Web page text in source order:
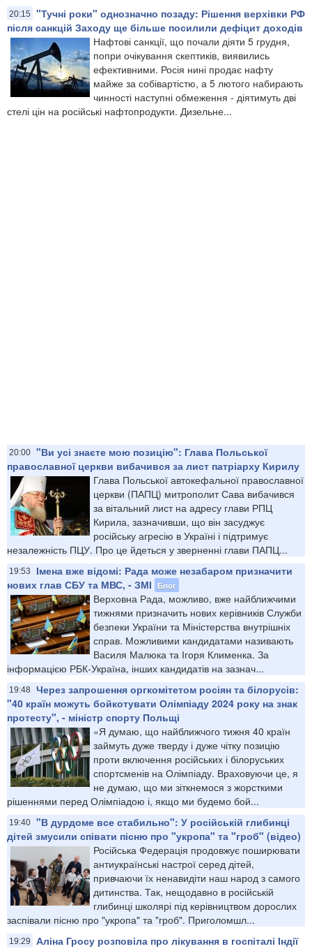
20:15
"Тучні роки" однозначно позаду: Рішення верхівки РФ
після санкцій Заходу ще більше посилили дефіцит доходів
Нафтові санкції, що почали діяти 5 грудня,
попри очікування скептиків, виявились
ефективними. Росія нині продає нафту
майже за собівартістю, а 5 лютого набирають
чинності наступні обмеження - діятимуть дві
стелі цін на російські нафтопродукти. Дизельне...
20:00 "Ви усі знаєте мою позицію": Глава Польської
православної церкви вибачився за лист патріарху Кирилу
Глава Польської автокефальної православної
церкви (ПАПЦ) митрополит Сава вибачився
за вітальний лист на адресу глави РПЦ
Кирила, зазначивши, що він засуджує
російську агресію в Україні і підтримує
незалежність ПЦУ. Про це йдеться у зверненні глави ПАПЦ...
19:53
Імена вже відомі: Рада може незабаром призначити
нових глав СБУ та МВС, - ЗМІ
Блог
Верховна Рада, можливо, вже найближчими
тижнями призначить нових керівників Служби
безпеки України та Міністерства внутрішніх
справ. Можливими кандидатами називають
Василя Малюка та Ігоря Клименка. За
інформацією РБК-Україна, інших кандидатів на зазнач...
19:48 Через запрошення оргкомітетом росіян та білорусів:
"40 країн можуть бойкотувати Олімпіаду 2024 року на знак
протесту", - міністр спорту Польщі
«Я думаю, що найближчого тижня 40 країн
займуть дуже тверду і дуже чітку позицію
проти включення російських і білоруських
спортсменів на Олімпіаду. Враховуючи це, я
не думаю, що ми зіткнемося з жорсткими
рішеннями перед Олімпіадою і, якщо ми будемо бой...
19:40 "В дурдоме все стабильно": У російській глибинці
дітей змусили співати пісню про "укропа" та "гроб" (відео)
Російська Федерація продовжує поширювати
антиукраїнські настрої серед дітей,
привчаючи їх ненавидіти наш народ з самого
дитинства. Так, нещодавно в російській
глибинці школярі під керівництвом дорослих
заспівали пісню про "укропа" та "гроб". Приголомшл...
19:29
Аліна Гросу розповіла про лікування в госпіталі Індії